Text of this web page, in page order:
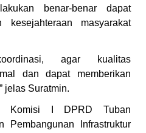
benar-benar dapat
kesejahteraan masyarakat
agar kualitas
dan dapat memberikan
jelas Suratmin.
Komisi I DPRD Tuban
Pembangunan Infrastruktur